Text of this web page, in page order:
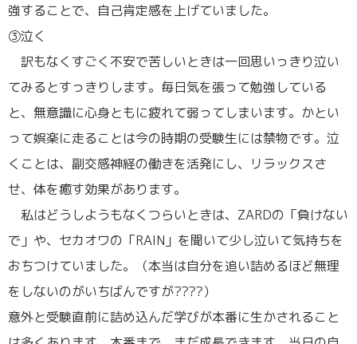
強することで、自己肯定感を上げていました。
③泣く
訳もなくすごく不安で苦しいときは一回思いっきり泣い
てみるとすっきりします。毎日気を張って勉強している
と、無意識に心身ともに疲れて弱ってしまいます。かとい
って娯楽に走ることは今の時期の受験生には禁物です。泣
くことは、副交感神経の働きを活発にし、リラックスさ
せ、体を癒す効果があります。
私はどうしようもなくつらいときは、ZARDの「負けない
で」や、セカオワの「RAIN」を聞いて少し泣いて気持ちを
おちつけていました。（本当は自分を追い詰めるほど無理
をしないのがいちばんですが????）
意外と受験直前に詰め込んだ学びが本番に生かされること